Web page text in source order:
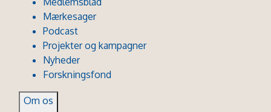
Mærkesager
Podcast
Projekter og kampagner
Nyheder
Forskningsfond
Om os